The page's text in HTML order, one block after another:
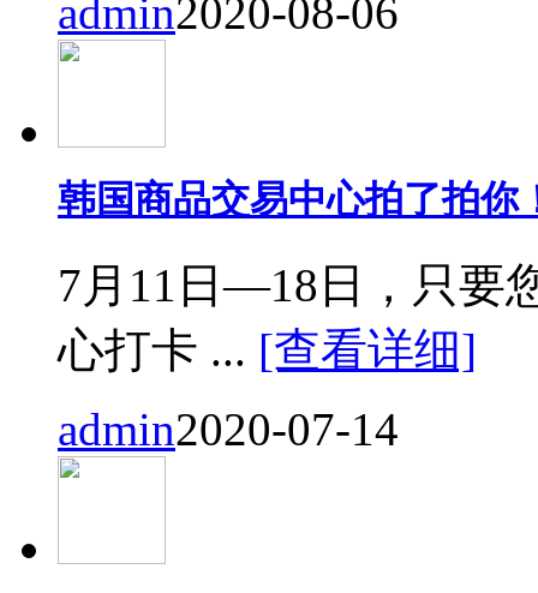
admin2020-08-06
韩国商品交易中心拍了拍你
7月11日—18日，只要
心打卡 ... [查看详细]
admin2020-07-14